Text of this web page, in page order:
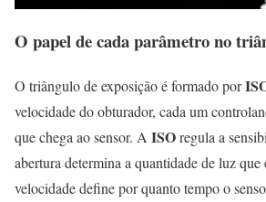
O papel de cada parâmetro no
O triângulo de exposição é formado por
velocidade do obturador, cada um
que chega ao sensor. A ISOregula a
abertura determina a quantidade de luz que
velocidade define por quanto tempo o